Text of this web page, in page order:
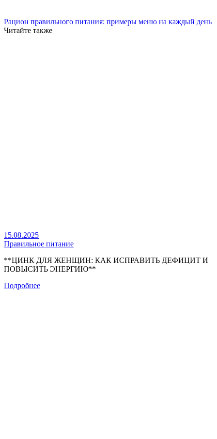
Рацион правильного питания: примеры меню на каждый день
Читайте также
15.08.2025
Правильное питание
**ЦИНК ДЛЯ ЖЕНЩИН: КАК ИСПРАВИТЬ ДЕФИЦИТ И
ПОВЫСИТЬ ЭНЕРГИЮ**
Подробнее